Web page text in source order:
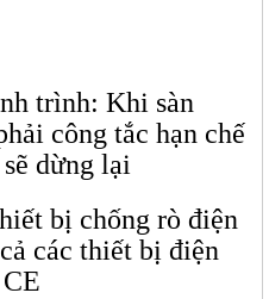
trình: Khi sàn
công tắc hạn chế
dừng lại
bị chống rò điện
các thiết bị điện